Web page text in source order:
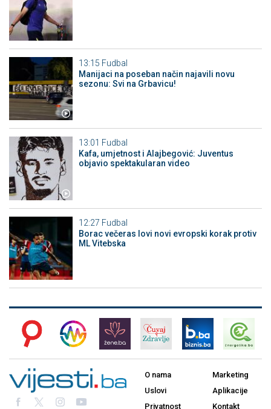
13:15 Fudbal
Manijaci na poseban način najavili novu
sezonu: Svi na Grbavicu!
13:01 Fudbal
Kafa, umjetnost i Alajbegović: Juventus
objavio spektakularan video
12:27 Fudbal
Borac večeras lovi novi evropski korak protiv
ML Vitebska
O nama
Uslovi
Privatnost
Marketing
Aplikacije
Kontakt